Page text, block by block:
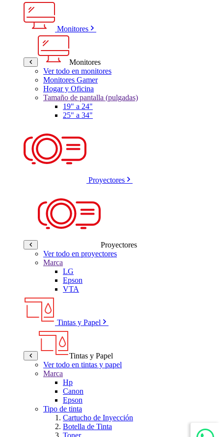
Monitores
Monitores
Ver todo en monitores
Monitores Gamer
Hogar y Oficina
Tamaño de pantalla (pulgadas)
19" a 24"
25" a 34"
Proyectores
Proyectores
Ver todo en proyectores
Marca
LG
Epson
VTA
Tintas y Papel
Tintas y Papel
Ver todo en tintas y papel
Marca
Hp
Canon
Epson
Tipo de tinta
Cartucho de Inyección
Botella de Tinta
Toner